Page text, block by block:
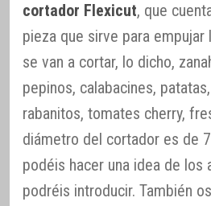
cortador Flexicut, que
pieza que sirve para
se van a cortar, lo dicho,
pepinos, calabacines,
rabanitos, tomates cherry,
diámetro del cortador es de
podéis hacer una idea de los
podréis introducir. También